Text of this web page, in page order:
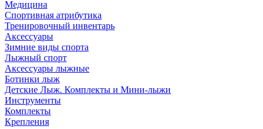
Медицина
Спортивная атрибутика
Тренировочный инвентарь
Аксессуары
Зимние виды спорта
Лыжный спорт
Аксессуары лыжные
Ботинки лыж
Детские Лыж. Комплекты и Мини-лыжи
Инструменты
Комплекты
Крепления